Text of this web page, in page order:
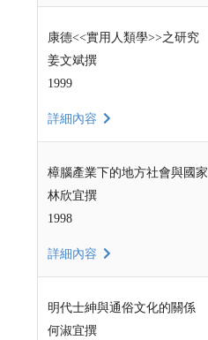
康德<<實用人類學>>之研究
姜文斌撰
1999
詳細內容
樟腦產業下的地方社會與國家
林欣宜撰
1998
詳細內容
明代士紳與通俗文化的關係
何淑宜撰